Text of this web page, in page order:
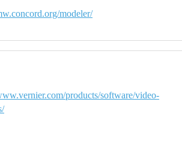
modeler/
products/software/video-